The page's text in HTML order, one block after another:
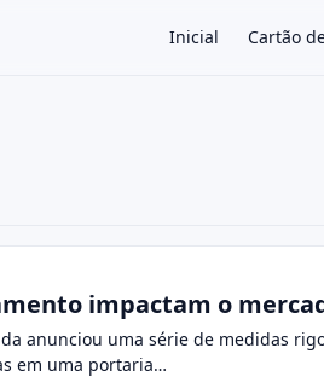
Inicial Cartão
impactam o
anunciou uma série de medidas
em uma portaria…